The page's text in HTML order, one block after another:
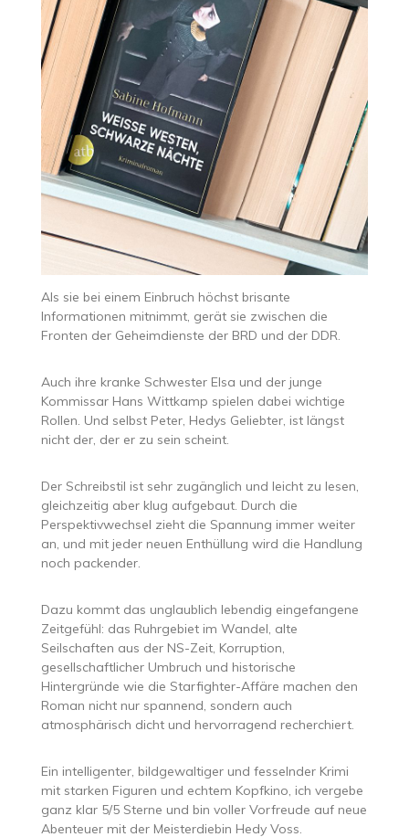
Als sie bei einem Einbruch höchst brisante
Informationen mitnimmt, gerät sie zwischen die
Fronten der Geheimdienste der BRD und der DDR.
Auch ihre kranke Schwester Elsa und der junge
Kommissar Hans Wittkamp spielen dabei wichtige
Rollen. Und selbst Peter, Hedys Geliebter, ist längst
nicht der, der er zu sein scheint.
Der Schreibstil ist sehr zugänglich und leicht zu lesen,
gleichzeitig aber klug aufgebaut. Durch die
Perspektivwechsel zieht die Spannung immer weiter
an, und mit jeder neuen Enthüllung wird die Handlung
noch packender.
Dazu kommt das unglaublich lebendig eingefangene
Zeitgefühl: das Ruhrgebiet im Wandel, alte
Seilschaften aus der NS-Zeit, Korruption,
gesellschaftlicher Umbruch und historische
Hintergründe wie die Starfighter-Affäre machen den
Roman nicht nur spannend, sondern auch
atmosphärisch dicht und hervorragend recherchiert.
Ein intelligenter, bildgewaltiger und fesselnder Krimi
mit starken Figuren und echtem Kopfkino, ich vergebe
ganz klar 5/5 Sterne und bin voller Vorfreude auf neue
Abenteuer mit der Meisterdiebin Hedy Voss.